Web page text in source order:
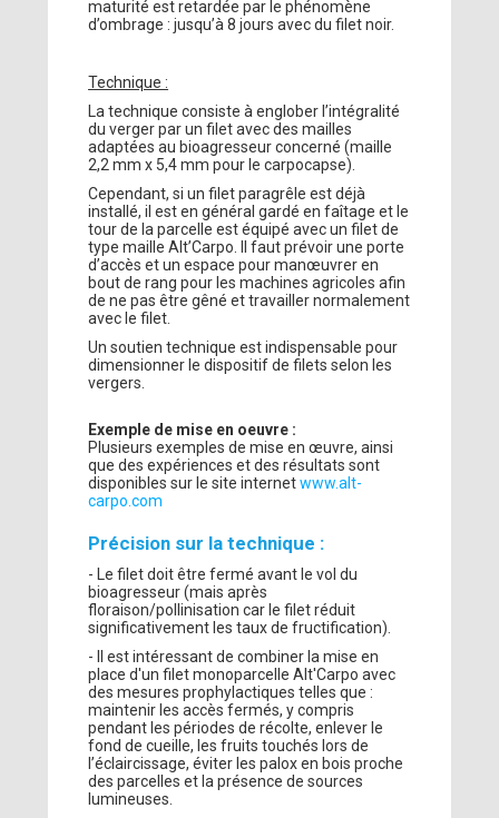
maturité est retardée par le phénomène
d’ombrage : jusqu’à 8 jours avec du filet noir.
Technique :
La technique consiste à englober l’intégralité
du verger par un filet avec des mailles
adaptées au bioagresseur concerné (maille
2,2 mm x 5,4 mm pour le carpocapse).
Cependant, si un filet paragrêle est déjà
installé, il est en général gardé en faîtage et le
tour de la parcelle est équipé avec un filet de
type maille Alt’Carpo. Il faut prévoir une porte
d’accès et un espace pour manœuvrer en
bout de rang pour les machines agricoles afin
de ne pas être gêné et travailler normalement
avec le filet.
Un soutien technique est indispensable pour
dimensionner le dispositif de filets selon les
vergers.
Exemple de mise en oeuvre :
Plusieurs exemples de mise en œuvre, ainsi
que des expériences et des résultats sont
disponibles sur le site internetwww.alt-
carpo.com
Précision sur la technique :
- Le filet doit être fermé avant le vol du
bioagresseur (mais après
floraison/pollinisation car le filet réduit
significativement les taux de fructification).
- Il est intéressant de combiner la mise en
place d'un filet monoparcelle Alt'Carpo avec
des mesures prophylactiques telles que :
maintenir les accès fermés, y compris
pendant les périodes de récolte, enlever le
fond de cueille, les fruits touchés lors de
l’éclaircissage, éviter les palox en bois proche
des parcelles et la présence de sources
lumineuses.